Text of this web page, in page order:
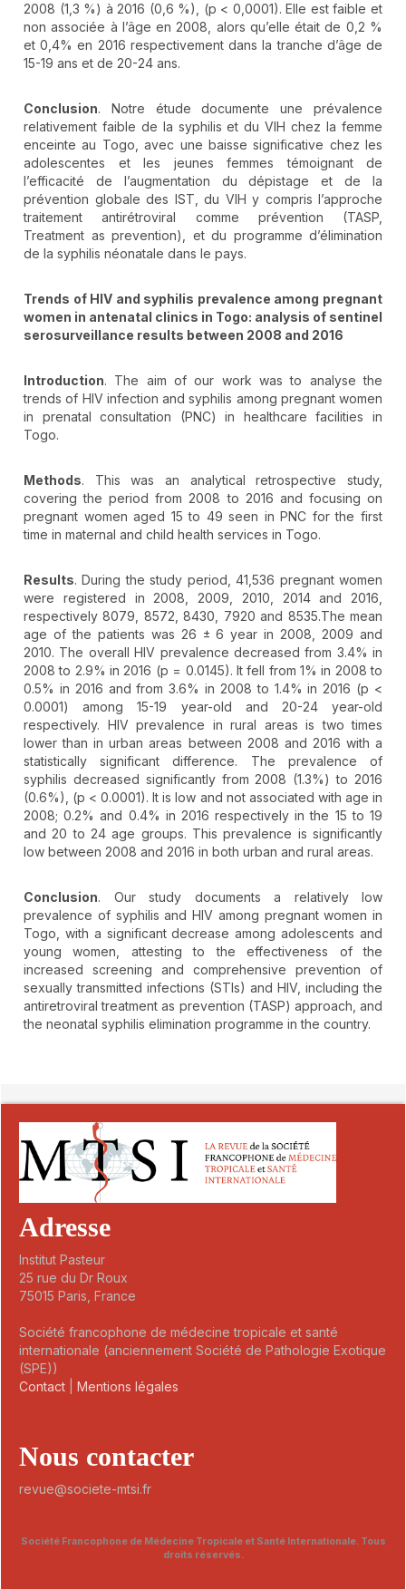
2008 (1,3 %) à 2016 (0,6 %), (p < 0,0001). Elle est faible et
non associée à l’âge en 2008, alors qu’elle était de 0,2 %
et 0,4% en 2016 respectivement dans la tranche d’âge de
15-19 ans et de 20-24 ans.
Conclusion. Notre étude documente une prévalence
relativement faible de la syphilis et du VIH chez la femme
enceinte au Togo, avec une baisse significative chez les
adolescentes et les jeunes femmes témoignant de
l’efficacité de l’augmentation du dépistage et de la
prévention globale des IST, du VIH y compris l’approche
traitement antirétroviral comme prévention (TASP,
Treatment as prevention), et du programme d’élimination
de la syphilis néonatale dans le pays.
Trends of HIV and syphilis prevalence among pregnant
women in antenatal clinics in Togo: analysis of sentinel
serosurveillance results between 2008 and 2016
Introduction. The aim of our work was to analyse the
trends of HIV infection and syphilis among pregnant women
in prenatal consultation (PNC) in healthcare facilities in
Togo.
Methods. This was an analytical retrospective study,
covering the period from 2008 to 2016 and focusing on
pregnant women aged 15 to 49 seen in PNC for the first
time in maternal and child health services in Togo.
Results. During the study period, 41,536 pregnant women
were registered in 2008, 2009, 2010, 2014 and 2016,
respectively 8079, 8572, 8430, 7920 and 8535.The mean
age of the patients was 26 ± 6 year in 2008, 2009 and
2010. The overall HIV prevalence decreased from 3.4% in
2008 to 2.9% in 2016 (p = 0.0145). It fell from 1% in 2008 to
0.5% in 2016 and from 3.6% in 2008 to 1.4% in 2016 (p <
0.0001) among 15-19 year-old and 20-24 year-old
respectively. HIV prevalence in rural areas is two times
lower than in urban areas between 2008 and 2016 with a
statistically significant difference. The prevalence of
syphilis decreased significantly from 2008 (1.3%) to 2016
(0.6%), (p < 0.0001). It is low and not associated with age in
2008; 0.2% and 0.4% in 2016 respectively in the 15 to 19
and 20 to 24 age groups. This prevalence is significantly
low between 2008 and 2016 in both urban and rural areas.
Conclusion. Our study documents a relatively low
prevalence of syphilis and HIV among pregnant women in
Togo, with a significant decrease among adolescents and
young women, attesting to the effectiveness of the
increased screening and comprehensive prevention of
sexually transmitted infections (STIs) and HIV, including the
antiretroviral treatment as prevention (TASP) approach, and
the neonatal syphilis elimination programme in the country.
Adresse
Institut Pasteur
25 rue du Dr Roux
75015 Paris, France
Société francophone de médecine tropicale et santé
internationale (anciennement Société de Pathologie Exotique
(SPE))
Contact
Mentions légales
Nous contacter
revue@societe-mtsi.fr
Société Francophone de Médecine Tropicale et Santé Internationale. Tous
droits réservés.